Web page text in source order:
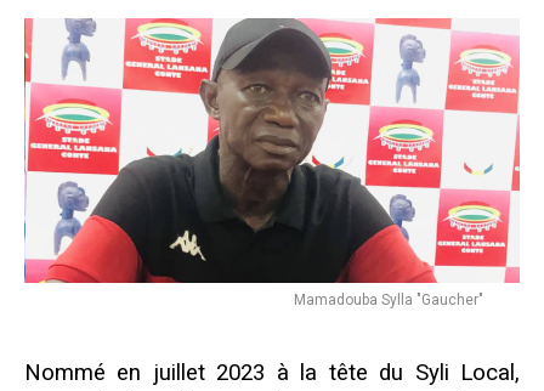
Mamadouba Sylla "Gaucher"
Nommé en juillet 2023 à la tête du Syli Local,